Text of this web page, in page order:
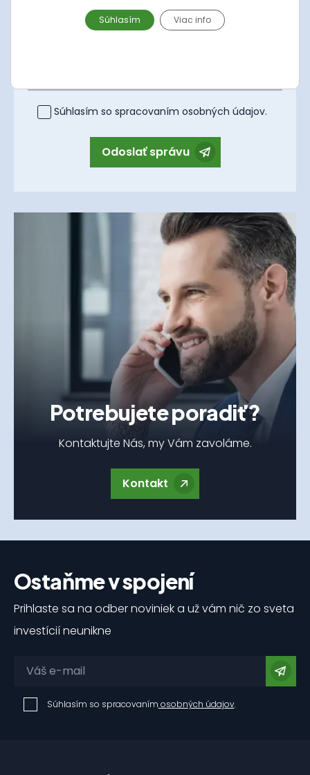
Súhlasím so spracovaním osobných údajov.
Odoslať správu
Potrebujete poradiť?
Kontaktujte Nás, my Vám zavoláme.
Kontakt
Ostaňme v spojení
Prihlaste sa na odber noviniek a už vám nič zo sveta
investícií neunikne
Súhlasím so spracovaním osobných údajov.
Súhlasím Viac info